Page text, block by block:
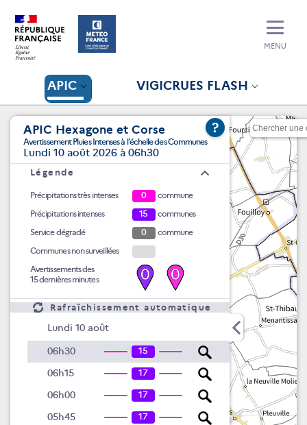
APIC VIGICRUES FLASH
MENU
APIC Hexagone et Corse
Avertissement Pluies Intenses à l'échelle des Communes
Lundi 10 août 2026 à 06h30
?
Légende
Précipitations très intenses 0
commune
Précipitations intenses
15
communes
Service dégradé
0
commune
Communes non surveillées
Avertissements des
15 dernières minutes
0 0
Rafraîchissement automatique
Lundi 10 août
06h30 15
06h15 17
06h00 17
05h45 17